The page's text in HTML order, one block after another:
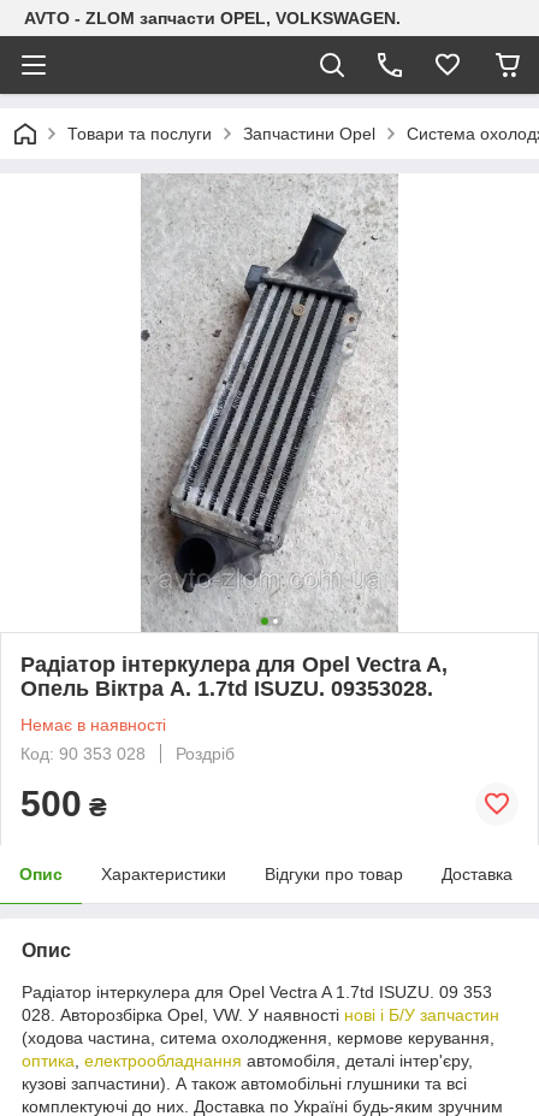
AVTO - ZLOM запчасти OPEL, VOLKSWAGEN.
Товари та послуги Запчастини Opel Система
Радіатор інтеркулера для Opel Vectra A,
Опель Віктра А. 1.7td ISUZU. 09353028.
Немає в наявності
Код: 90 353 028
Роздріб
500 ₴
Опис Характеристики Відгуки про товар Доставка
Опис
Радіатор інтеркулера для Opel Vectra A 1.7td ISUZU. 09 353
028. Авторозбірка Opel, VW. У наявності нові і Б/У запчастин
(ходова частина, ситема охолодження, кермове керування,
оптика електрообладнання автомобіля, деталі інтер'єру,
кузові запчастини). А також автомобільні глушники та всі
комплектуючі до них. Доставка по Україні будь-яким зручним